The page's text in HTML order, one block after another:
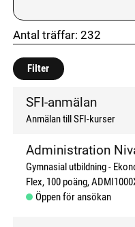
Antal träffar: 232
don't click me
Filter
SFI-anmälan
Anmälan till SFI-kurser
Administration
Gymnasial utbildning
Flex 100 poäng
Öppen för ansökan